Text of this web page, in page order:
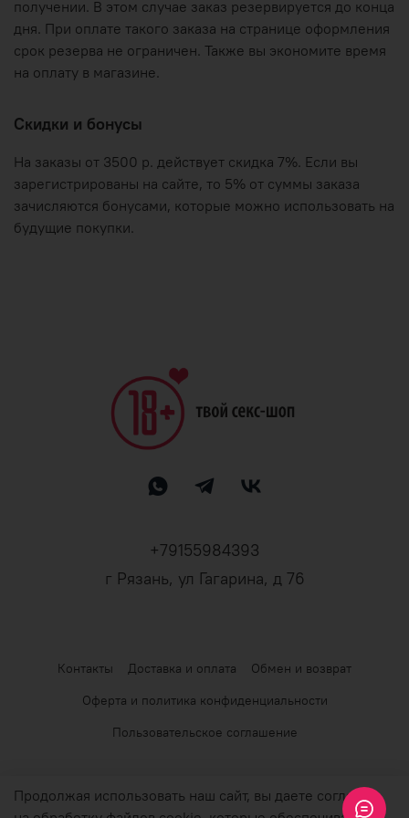
получении. В этом случае заказ резервируется до конца
дня. При оплате такого заказа на странице оформления
срок резерва не ограничен. Также вы экономите время
на оплату в магазине.
Скидки и бонусы
На заказы от 3500 р. действует скидка 7%. Если вы
зарегистрированы на сайте, то 5% от суммы заказа
зачисляются бонусами, которые можно использовать на
будущие покупки.
+79155984393
г Рязань, ул Гагарина, д 76
Контакты Доставка и оплата
Обмен и возврат
Оферта и политика конфиденциальности
Пользовательское соглашение
© 2026 Любое использование контента без письменного
разрешения запрещено
Продолжая использовать наш сайт, вы даете согласие